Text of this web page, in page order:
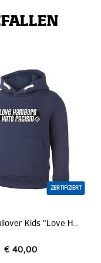
ZERTIFIZIERT
Kids "Wilma"
€ 30,00